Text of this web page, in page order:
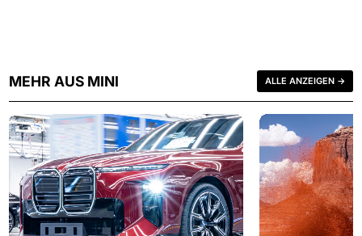
MEHR AUS MINI ALLE ANZEIGEN →